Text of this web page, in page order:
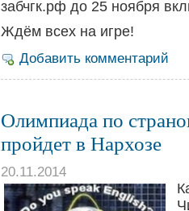
забчгк.рф до 25 ноября
Ждём всех на игре!
Добавить комментарий
Олимпиада по
пройдет в Нархозе
20.11.2014